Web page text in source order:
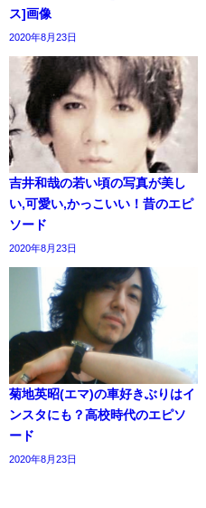
ス]画像
2020年8月23日
吉井和哉の若い頃の写真が美し
い,可愛い,かっこいい！昔のエピ
ソード
2020年8月23日
菊地英昭(エマ)の車好きぶりはイ
ンスタにも？高校時代のエピソ
ード
2020年8月23日